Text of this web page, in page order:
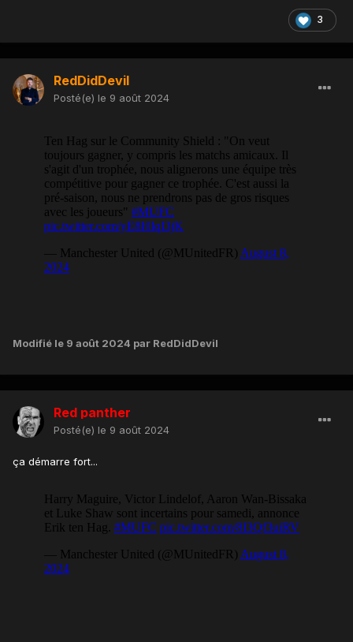
3
RedDidDevil
Posté(e) le 9 août 2024
Modifié le 9 août 2024 par RedDidDevil
Red panther
Posté(e) le 9 août 2024
ça démarre fort...